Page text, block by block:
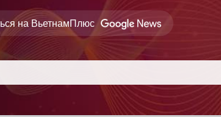
на ВьетнамПлюс